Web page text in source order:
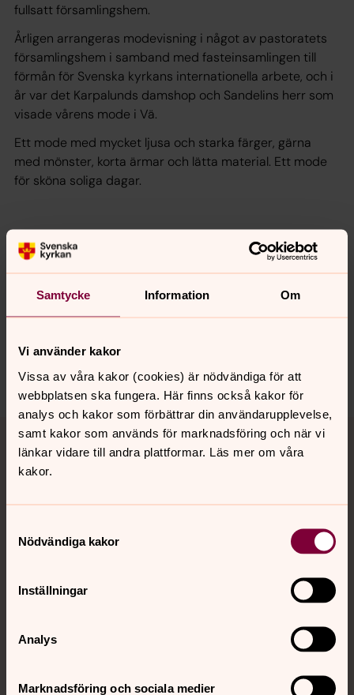
Samtycke Information Om
Vi använder kakor
Vissa av våra kakor (cookies) är nödvändiga för att
webbplatsen ska fungera. Här finns också kakor för
analys och kakor som förbättrar din användarupplevelse,
samt kakor som används för marknadsföring och när vi
länkar vidare till andra plattformar. Läs mer om våra
kakor.
Nödvändiga kakor
Inställningar
Analys
Marknadsföring och sociala medier
fullsatt församlingshem.
Årligen arrangeras modevisning i något av pastoratets
församlingshem i samband med fasteinsamlingen till
förmån för Svenska kyrkans internationella arbete, och i
år var det Karpalunds damshop och Sandelins herr som
visade vårens mode i Vä.
Ett mode med mycket ljusa och starka färger, gärna
med mönster, korta ärmar och lätta material. Ett mode
för sköna soliga dagar.
Synpunkter eller frågor på sidans
innehåll?
va.pastorat@svenskakyrkan.se
Dela
Tillbaka till toppen
Tillbaka till innehållet
Kontakt
Sociala kanaler